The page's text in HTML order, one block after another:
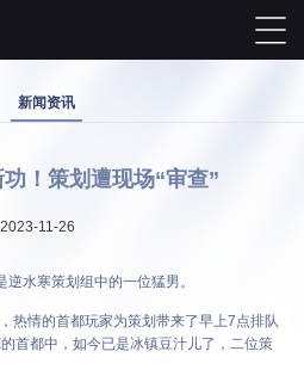
新闻资讯
！策划遭现场“审查”
2023-11-26
逆水寒策划组中的一位猛男。
热情的首都玩家为策划带来了早上7点排队
首都中，如今已是冰镇豆汁儿了，二位策